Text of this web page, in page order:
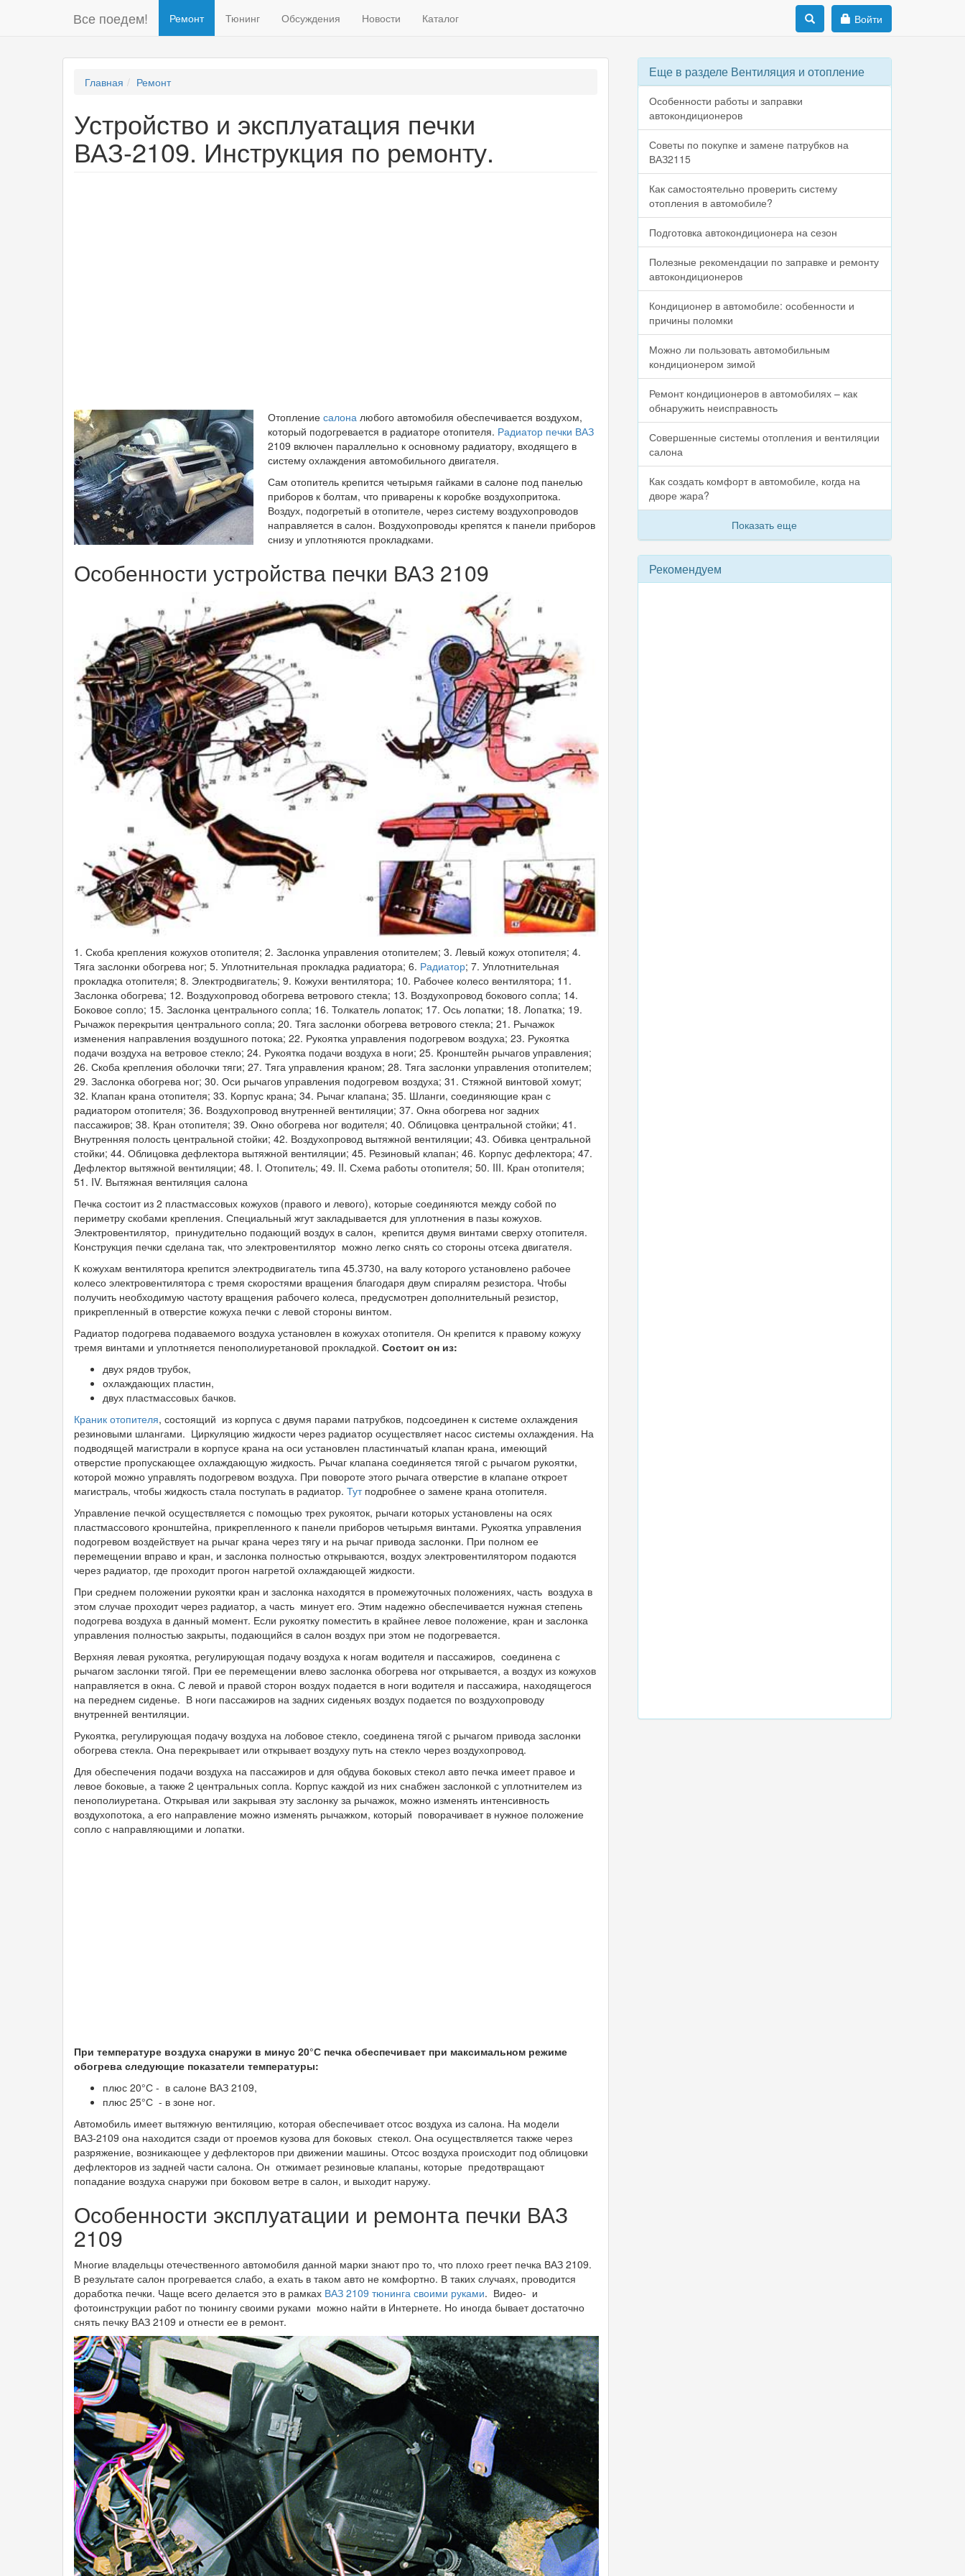
Все поедем! Ремонт Тюнинг Обсуждения Новости Каталог Войти
Главная Ремонт
Устройство и эксплуатация печки
ВАЗ-2109. Инструкция по ремонту.
Отопление салона любого автомобиля обеспечивается воздухом,
который подогревается в радиаторе отопителя. Радиатор печки ВАЗ
2109 включен параллельно к основному радиатору, входящего в
систему охлаждения автомобильного двигателя.
Сам отопитель крепится четырьмя гайками в салоне под панелью
приборов к болтам, что приварены к коробке воздухопритока.
Воздух, подогретый в отопителе, через систему воздухопроводов
направляется в салон. Воздухопроводы крепятся к панели приборов
снизу и уплотняются прокладками.
Особенности устройства печки ВАЗ 2109
1. Скоба крепления кожухов отопителя; 2. Заслонка управления отопителем; 3. Левый кожух отопителя; 4.
Тяга заслонки обогрева ног; 5. Уплотнительная прокладка радиатора; 6. Радиатор; 7. Уплотнительная
прокладка отопителя; 8. Электродвигатель; 9. Кожухи вентилятора; 10. Рабочее колесо вентилятора; 11.
Заслонка обогрева; 12. Воздухопровод обогрева ветрового стекла; 13. Воздухопровод бокового сопла; 14.
Боковое сопло; 15. Заслонка центрального сопла; 16. Толкатель лопаток; 17. Ось лопатки; 18. Лопатка; 19.
Рычажок перекрытия центрального сопла; 20. Тяга заслонки обогрева ветрового стекла; 21. Рычажок
изменения направления воздушного потока; 22. Рукоятка управления подогревом воздуха; 23. Рукоятка
подачи воздуха на ветровое стекло; 24. Рукоятка подачи воздуха в ноги; 25. Кронштейн рычагов управления;
26. Скоба крепления оболочки тяги; 27. Тяга управления краном; 28. Тяга заслонки управления отопителем;
29. Заслонка обогрева ног; 30. Оси рычагов управления подогревом воздуха; 31. Стяжной винтовой хомут;
32. Клапан крана отопителя; 33. Корпус крана; 34. Рычаг клапана; 35. Шланги, соединяющие кран с
радиатором отопителя; 36. Воздухопровод внутренней вентиляции; 37. Окна обогрева ног задних
пассажиров; 38. Кран отопителя; 39. Окно обогрева ног водителя; 40. Облицовка центральной стойки; 41.
Внутренняя полость центральной стойки; 42. Воздухопровод вытяжной вентиляции; 43. Обивка центральной
стойки; 44. Облицовка дефлектора вытяжной вентиляции; 45. Резиновый клапан; 46. Корпус дефлектора; 47.
Дефлектор вытяжной вентиляции; 48. I. Отопитель; 49. II. Схема работы отопителя; 50. III. Кран отопителя;
51. IV. Вытяжная вентиляция салона
Печка состоит из 2 пластмассовых кожухов (правого и левого), которые соединяются между собой по
периметру скобами крепления. Специальный жгут закладывается для уплотнения в пазы кожухов.
Электровентилятор, принудительно подающий воздух в салон, крепится двумя винтами сверху отопителя.
Конструкция печки сделана так, что электровентилятор можно легко снять со стороны отсека двигателя.
К кожухам вентилятора крепится электродвигатель типа 45.3730, на валу которого установлено рабочее
колесо электровентилятора с тремя скоростями вращения благодаря двум спиралям резистора. Чтобы
получить необходимую частоту вращения рабочего колеса, предусмотрен дополнительный резистор,
прикрепленный в отверстие кожуха печки с левой стороны винтом.
Радиатор подогрева подаваемого воздуха установлен в кожухах отопителя. Он крепится к правому кожуху
тремя винтами и уплотняется пенополиуретановой прокладкой. Состоит он из:
двух рядов трубок,
охлаждающих пластин,
двух пластмассовых бачков.
Краник отопителя, состоящий из корпуса с двумя парами патрубков, подсоединен к системе охлаждения
резиновыми шлангами. Циркуляцию жидкости через радиатор осуществляет насос системы охлаждения. На
подводящей магистрали в корпусе крана на оси установлен пластинчатый клапан крана, имеющий
отверстие пропускающее охлаждающую жидкость. Рычаг клапана соединяется тягой с рычагом рукоятки,
которой можно управлять подогревом воздуха. При повороте этого рычага отверстие в клапане откроет
магистраль, чтобы жидкость стала поступать в радиатор. Тутподробнее о замене крана отопителя.
Управление печкой осуществляется с помощью трех рукояток, рычаги которых установлены на осях
пластмассового кронштейна, прикрепленного к панели приборов четырьмя винтами. Рукоятка управления
подогревом воздействует на рычаг крана через тягу и на рычаг привода заслонки. При полном ее
перемещении вправо и кран, и заслонка полностью открываются, воздух электровентилятором подаются
через радиатор, где проходит прогон нагретой охлаждающей жидкости.
При среднем положении рукоятки кран и заслонка находятся в промежуточных положениях, часть воздуха в
этом случае проходит через радиатор, а часть минует его. Этим надежно обеспечивается нужная степень
подогрева воздуха в данный момент. Если рукоятку поместить в крайнее левое положение, кран и заслонка
управления полностью закрыты, подающийся в салон воздух при этом не подогревается.
Верхняя левая рукоятка, регулирующая подачу воздуха к ногам водителя и пассажиров, соединена с
рычагом заслонки тягой. При ее перемещении влево заслонка обогрева ног открывается, а воздух из кожухов
направляется в окна. С левой и правой сторон воздух подается в ноги водителя и пассажира, находящегося
на переднем сиденье. В ноги пассажиров на задних сиденьях воздух подается по воздухопроводу
внутренней вентиляции.
Рукоятка, регулирующая подачу воздуха на лобовое стекло, соединена тягой с рычагом привода заслонки
обогрева стекла. Она перекрывает или открывает воздуху путь на стекло через воздухопровод.
Для обеспечения подачи воздуха на пассажиров и для обдува боковых стекол авто печка имеет правое и
левое боковые, а также 2 центральных сопла. Корпус каждой из них снабжен заслонкой с уплотнителем из
пенополиуретана. Открывая или закрывая эту заслонку за рычажок, можно изменять интенсивность
воздухопотока, а его направление можно изменять рычажком, который поворачивает в нужное положение
сопло с направляющими и лопатки.
При температуре воздуха снаружи в минус 20°С печка обеспечивает при максимальном режиме
обогрева следующие показатели температуры:
плюс 20°С - в салоне ВАЗ 2109,
плюс 25°С - в зоне ног.
Автомобиль имеет вытяжную вентиляцию, которая обеспечивает отсос воздуха из салона. На модели
ВАЗ-2109 она находится сзади от проемов кузова для боковых стекол. Она осуществляется также через
разряжение, возникающее у дефлекторов при движении машины. Отсос воздуха происходит под облицовки
дефлекторов из задней части салона. Он отжимает резиновые клапаны, которые предотвращают
попадание воздуха снаружи при боковом ветре в салон, и выходит наружу.
Особенности эксплуатации и ремонта печки ВАЗ
2109
Многие владельцы отечественного автомобиля данной марки знают про то, что плохо греет печка ВАЗ 2109.
В результате салон прогревается слабо, а ехать в таком авто не комфортно. В таких случаях, проводится
доработка печки. Чаще всего делается это в рамках ВАЗ 2109 тюнинга своими руками. Видео- и
фотоинструкции работ по тюнингу своими руками можно найти в Интернете. Но иногда бывает достаточно
снять печку ВАЗ 2109 и отнести ее в ремонт.
Еще в разделе Вентиляция и отопление
Особенности работы и заправки
автокондиционеров
Советы по покупке и замене патрубков на
ВАЗ2115
Как самостоятельно проверить систему
отопления в автомобиле?
Подготовка автокондиционера на сезон
Полезные рекомендации по заправке и ремонту
автокондиционеров
Кондиционер в автомобиле: особенности и
причины поломки
Можно ли пользовать автомобильным
кондиционером зимой
Ремонт кондиционеров в автомобилях – как
обнаружить неисправность
Совершенные системы отопления и вентиляции
салона
Как создать комфорт в автомобиле, когда на
дворе жара?
Показать еще
Рекомендуем